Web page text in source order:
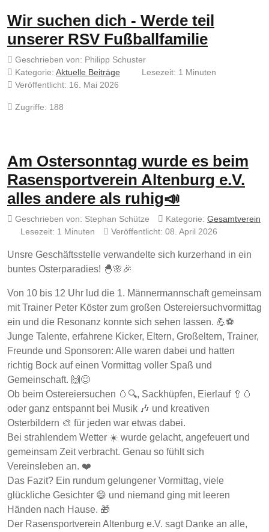
Wir suchen dich - Werde teil
unserer RSV Fußballfamilie
Geschrieben von: Philipp Schuster
Kategorie: Aktuelle Beiträge
Lesezeit: 1 Minuten
Veröffentlicht: 16. Mai 2026
Zugriffe: 188
Am Ostersonntag wurde es beim
Rasensportverein Altenburg e.V.
alles andere als ruhig📣
Geschrieben von: Stephan Schütze Kategorie: Gesamtverein
Lesezeit: 1 Minuten
Veröffentlicht: 08. April 2026
Unsre Geschäftsstelle verwandelte sich kurzerhand in ein
buntes Osterparadies! 🐣🌸🎉
Von 10 bis 12 Uhr lud die 1. Männermannschaft gemeinsam
mit Trainer Peter Köster zum großen Ostereiersuchvormittag
ein und die Resonanz konnte sich sehen lassen. 💪⚽
Junge Talente, erfahrene Kicker, Eltern, Großeltern, Trainer,
Freunde und Sponsoren: Alle waren dabei und hatten
richtig Bock auf einen Vormittag voller Spaß und
Gemeinschaft. 🙌😊
Ob beim Ostereiersuchen 🥚🔍, Sackhüpfen, Eierlauf 🥄🥚
oder ganz entspannt bei Musik 🎶 und kreativen
Osterbildern 🎨 für jeden war etwas dabei.
Bei strahlendem Wetter ☀️ wurde gelacht, angefeuert und
gemeinsam Zeit verbracht. Genau so fühlt sich
Vereinsleben an. ❤️
Das Fazit? Ein rundum gelungener Vormittag, viele
glückliche Gesichter 😄 und niemand ging mit leeren
Händen nach Hause. 🎁
Der Rasensportverein Altenburg e.V. sagt Danke an alle,